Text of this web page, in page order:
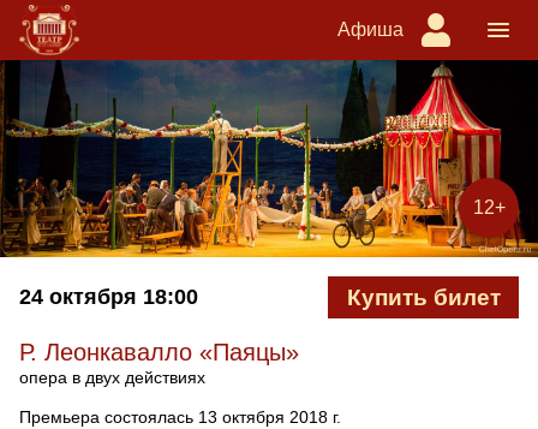
Афиша
12+
24 октября 18:00 Купить билет
Р. Леонкавалло «Паяцы»
опера в двух действиях
Премьера состоялась 13 октября 2018 г.